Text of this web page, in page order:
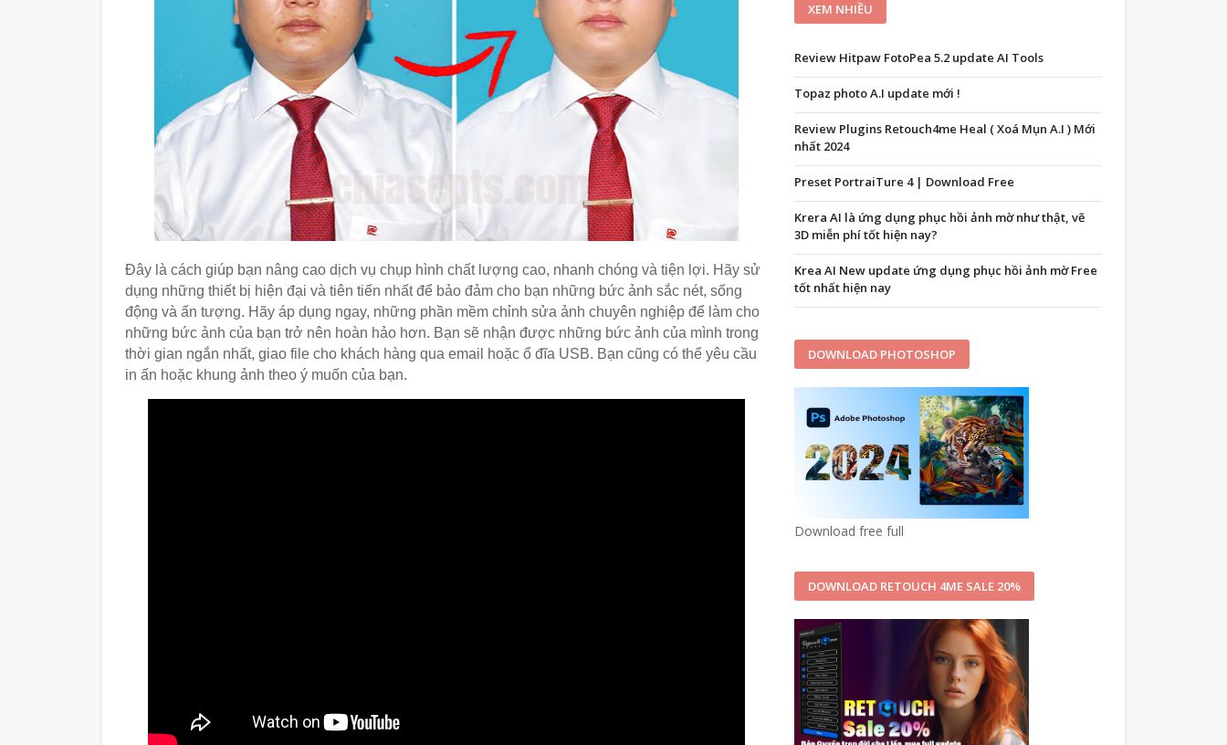
Đây là cách giúp bạn nâng cao dịch vụ chụp hình chất lượng cao, nhanh chóng và tiện lợi. Hãy sử
dụng những thiết bị hiện đại và tiên tiến nhất để bảo đảm cho bạn những bức ảnh sắc nét, sống
động và ấn tượng. Hãy áp dụng ngay, những phần mềm chỉnh sửa ảnh chuyên nghiệp để làm cho
những bức ảnh của bạn trở nên hoàn hảo hơn. Bạn sẽ nhận được những bức ảnh của mình trong
thời gian ngắn nhất, giao file cho khách hàng qua email hoặc ổ đĩa USB. Bạn cũng có thể yêu cầu
in ấn hoặc khung ảnh theo ý muốn của bạn.
XEM NHIỀU
Review Hitpaw FotoPea 5.2 update AI Tools
Topaz photo A.I update mới !
Review Plugins Retouch4me Heal ( Xoá Mụn A.I ) Mới
nhất 2024
Preset PortraiTure 4 | Download Free
Krera AI là ứng dụng phục hồi ảnh mờ như thật, vẽ
3D miễn phí tốt hiện nay?
Krea AI New update ứng dụng phục hồi ảnh mờ Free
tốt nhất hiện nay
DOWNLOAD PHOTOSHOP
Download free full
DOWNLOAD RETOUCH 4ME SALE 20%